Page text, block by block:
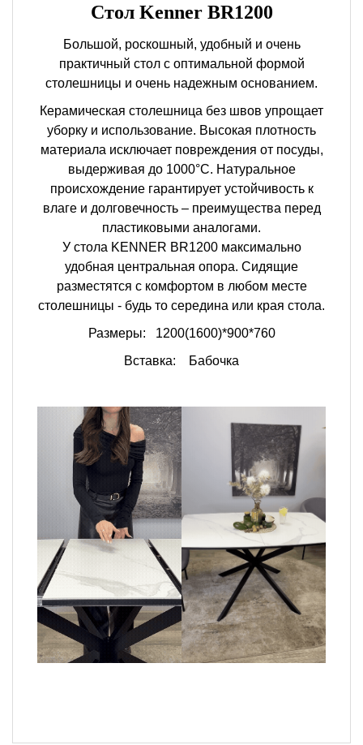
Стол Kenner BR1200
Большой, роскошный, удобный и очень
практичный стол с оптимальной формой
столешницы и очень надежным основанием.
Керамическая столешница без швов упрощает
уборку и использование. Высокая плотность
материала исключает повреждения от посуды,
выдерживая до 1000°C. Натуральное
происхождение гарантирует устойчивость к
влаге и долговечность – преимущества перед
пластиковыми аналогами.
У стола KENNER BR1200 максимально
удобная центральная опора. Сидящие
разместятся с комфортом в любом месте
столешницы - будь то середина или края стола.
Размеры:
1200(1600)*900*760
Вставка: Бабочка